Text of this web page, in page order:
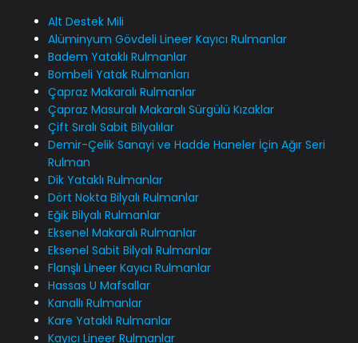
Alt Destek Mili
Alüminyum Gövdeli Lineer Kayıcı Rulmanlar
Badem Yataklı Rulmanlar
Bombeli Yatak Rulmanları
Çapraz Makaralı Rulmanlar
Çapraz Masuralı Makaralı Sürgülü Kızaklar
Çift Sıralı Sabit Bilyalılar
Demir-Çelik Sanayi ve Hadde Haneler İçin Ağır Seri
Rulman
Dik Yataklı Rulmanlar
Dört Nokta Bilyalı Rulmanlar
Eğik Bilyalı Rulmanlar
Eksenel Makaralı Rulmanlar
Eksenel Sabit Bilyalı Rulmanlar
Flanşlı Lineer Kayıcı Rulmanlar
Hassas U Mafsallar
Kanallı Rulmanlar
Kare Yataklı Rulmanlar
Kayıcı Lineer Rulmanlar